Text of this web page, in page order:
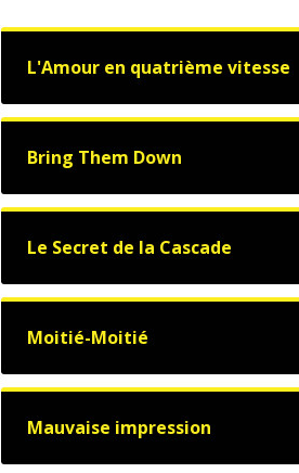
L'Amour en quatrième vitesse
Bring Them Down
Le Secret de la Cascade
Moitié-Moitié
Mauvaise impression